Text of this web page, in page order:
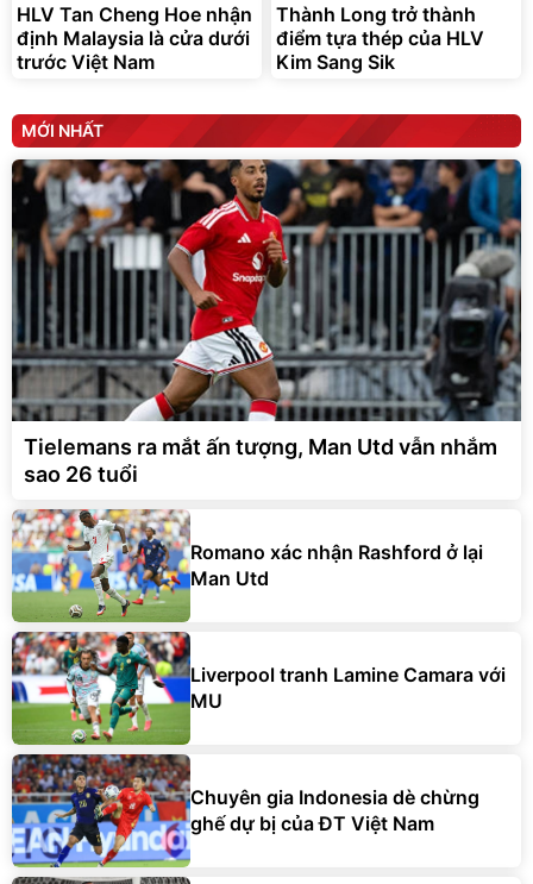
HLV Tan Cheng Hoe nhận
định Malaysia là cửa dưới
trước Việt Nam
Thành Long trở thành
điểm tựa thép của HLV
Kim Sang Sik
MỚI NHẤT
Tielemans ra mắt ấn tượng, Man Utd vẫn nhắm
sao 26 tuổi
Romano xác nhận Rashford ở lại
Man Utd
Liverpool tranh Lamine Camara với
MU
Chuyên gia Indonesia dè chừng
ghế dự bị của ĐT Việt Nam